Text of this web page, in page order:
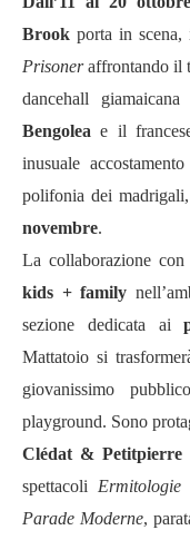
Brook porta in scena,
Prisoneraffrontando il
dancehall
Bengolea e il
inusuale
polifonia dei
novembre.
La collaborazione con
kids + family
sezione dedicata ai
Mattatoio si
giovanissimo
playground. Sono
Clédat & Petitpierre
spettacoli Ermitologie
Parade Moderne,